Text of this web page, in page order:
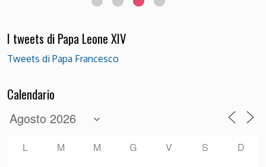
I tweets di Papa Leone XIV
Tweets di Papa Francesco
Calendario
L M M G V S D